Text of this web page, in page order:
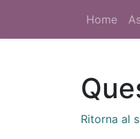
Home
Ritorna al